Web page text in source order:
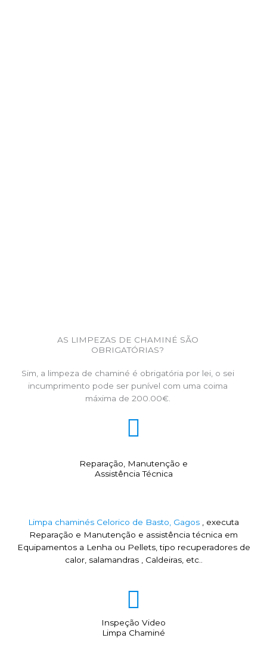
AS LIMPEZAS DE CHAMINÉ SÃO
OBRIGATÓRIAS?
Sim, a limpeza de chaminé é obrigatória por lei, o sei
incumprimento pode ser punível com uma coima
máxima de 200.00€.
Reparação, Manutenção e
Assistência Técnica
Limpa chaminés Celorico de Basto, Gagos , executa
Reparação e Manutenção e assistência técnica em
Equipamentos a Lenha ou Pellets, tipo recuperadores de
calor, salamandras , Caldeiras, etc..
Inspeção Video
Limpa Chaminé